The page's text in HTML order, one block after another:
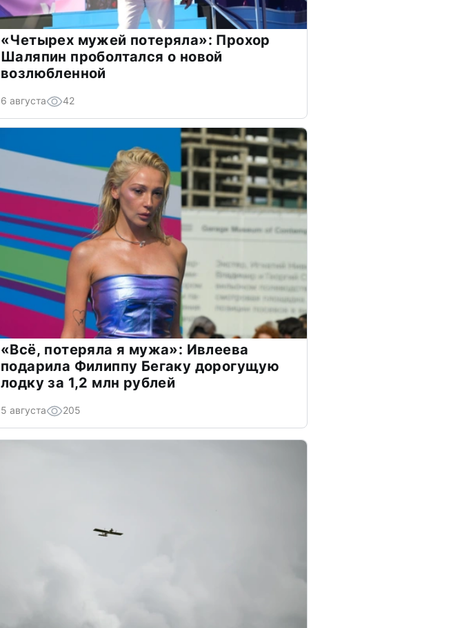
«Четырех мужей потеряла»: Прохор
Шаляпин проболтался о новой
возлюбленной
6 августа 42
«Всё, потеряла я мужа»: Ивлеева
подарила Филиппу Бегаку дорогущую
лодку за 1,2 млн рублей
5 августа 205